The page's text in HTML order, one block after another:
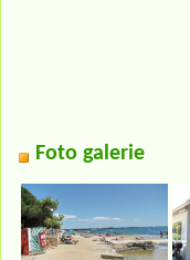
Foto galerie